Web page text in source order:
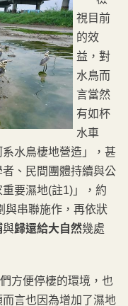
視目前
的效
益，對
水鳥而
言當然
有如杯
水車
水鳥棲地營造」，甚
、民間團體持續與公
要濕地(註1)」，約
與串聯施作，再依狀
與歸還給大自然幾處
方便停棲的環境，也
言也因為增加了濕地